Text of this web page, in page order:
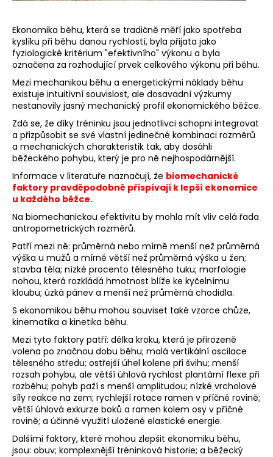
Ekonomika běhu, která se tradičně měří jako spotřeba
kyslíku při běhu danou rychlostí, byla přijata jako
fyziologické kritérium "efektivního" výkonu a byla
označena za rozhodující prvek celkového výkonu při běhu.
Mezi mechanikou běhu a energetickými náklady běhu
existuje intuitivní souvislost, ale dosavadní výzkumy
nestanovily jasný mechanický profil ekonomického běžce.
Zdá se, že díky tréninku jsou jednotlivci schopni integrovat
a přizpůsobit se své vlastní jedinečné kombinaci rozměrů
a mechanických charakteristik tak, aby dosáhli
běžeckého pohybu, který je pro ně nejhospodárnější.
Informace v literatuře naznačují, že biomechanické
faktory pravděpodobně přispívají k lepší ekonomice
u každého běžce.
Na biomechanickou efektivitu by mohla mít vliv celá řada
antropometrických rozměrů.
Patří mezi ně: průměrná nebo mírně menší než průměrná
výška u mužů a mírně větší než průměrná výška u žen;
stavba těla; nízké procento tělesného tuku; morfologie
nohou, která rozkládá hmotnost blíže ke kyčelnímu
kloubu; úzká pánev a menší než průměrná chodidla.
S ekonomikou běhu mohou souviset také vzorce chůze,
kinematika a kinetika běhu.
Mezi tyto faktory patří: délka kroku, která je přirozeně
volena po značnou dobu běhu; malá vertikální oscilace
tělesného středu; ostřejší úhel kolene při švihu; menší
rozsah pohybu, ale větší úhlová rychlost plantární flexe při
rozběhu; pohyb paží s menší amplitudou; nízké vrcholové
síly reakce na zem; rychlejší rotace ramen v příčné rovině;
větší úhlová exkurze boků a ramen kolem osy v příčné
rovině; a účinné využití uložené elastické energie.
Dalšími faktory, které mohou zlepšit ekonomiku běhu,
jsou: obuv; komplexnější tréninková historie; a běžecký
j
í
t
?
HLEDAT
D
p
o
r
u
č
u
e
m
e
BĚŽECKÁ
OBUV
JOMA
R.SUPER
CROSS
1